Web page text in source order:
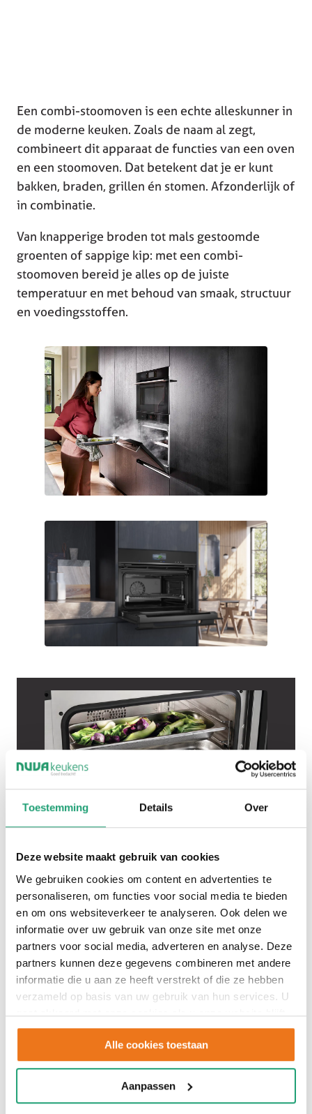
Toestemming Details Over
Deze website maakt gebruik van cookies
We gebruiken cookies om content en advertenties te
personaliseren, om functies voor social media te bieden
en om ons websiteverkeer te analyseren. Ook delen we
informatie over uw gebruik van onze site met onze
partners voor social media, adverteren en analyse. Deze
partners kunnen deze gegevens combineren met andere
informatie die u aan ze heeft verstrekt of die ze hebben
verzameld op basis van uw gebruik van hun services. U
gaat akkoord met onze cookies als u onze website blijft
gebruiken.
Alle cookies toestaan
Aanpassen
Een combi-stoomoven is een echte alleskunner in
de moderne keuken. Zoals de naam al zegt,
combineert dit apparaat de functies van een oven
en een stoomoven. Dat betekent dat je er kunt
bakken, braden, grillen én stomen. Afzonderlijk of
in combinatie.
Van knapperige broden tot mals gestoomde
groenten of sappige kip: met een combi-
stoomoven bereid je alles op de juiste
temperatuur en met behoud van smaak, structuur
en voedingsstoffen.
Gezond én
veelzijdig
koken